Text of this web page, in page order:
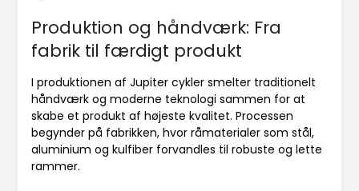
Produktion og håndværk: Fra
fabrik til færdigt produkt
I produktionen af Jupiter cykler smelter traditionelt
håndværk og moderne teknologi sammen for at
skabe et produkt af højeste kvalitet. Processen
begynder på fabrikken, hvor råmaterialer som stål,
aluminium og kulfiber forvandles til robuste og lette
rammer.